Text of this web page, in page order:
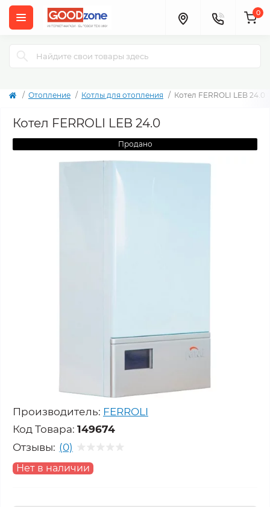
0
Отопление Котлы для отопления Котел FERROLI LEB 24.0
Котел FERROLI LEB 24.0
Продано
Производитель: FERROLI
Код Товара: 149674
Отзывы: (0)
Нет в наличии